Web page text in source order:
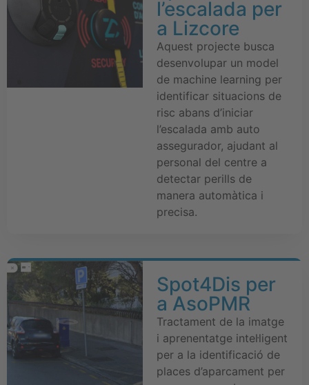
l’escalada per
a Lizcore
Aquest projecte busca
desenvolupar un model
de machine learning per
identificar situacions de
risc abans d’iniciar
l’escalada amb auto
assegurador, ajudant al
personal del centre a
detectar perills de
manera automàtica i
precisa.
Spot4Dis per
a AsoPMR
Tractament de la imatge
i aprenentatge intel·ligent
per a la identificació de
places d’aparcament per